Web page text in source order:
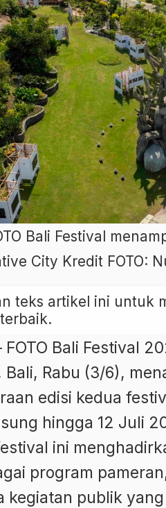
Bali Festival
City Kredit FOTO:
teks artikel ini untuk
FOTO Bali Festival
Bali, Rabu (3/6),
edisi kedua
hingga 12 Juli
ini
program
kegiatan publik